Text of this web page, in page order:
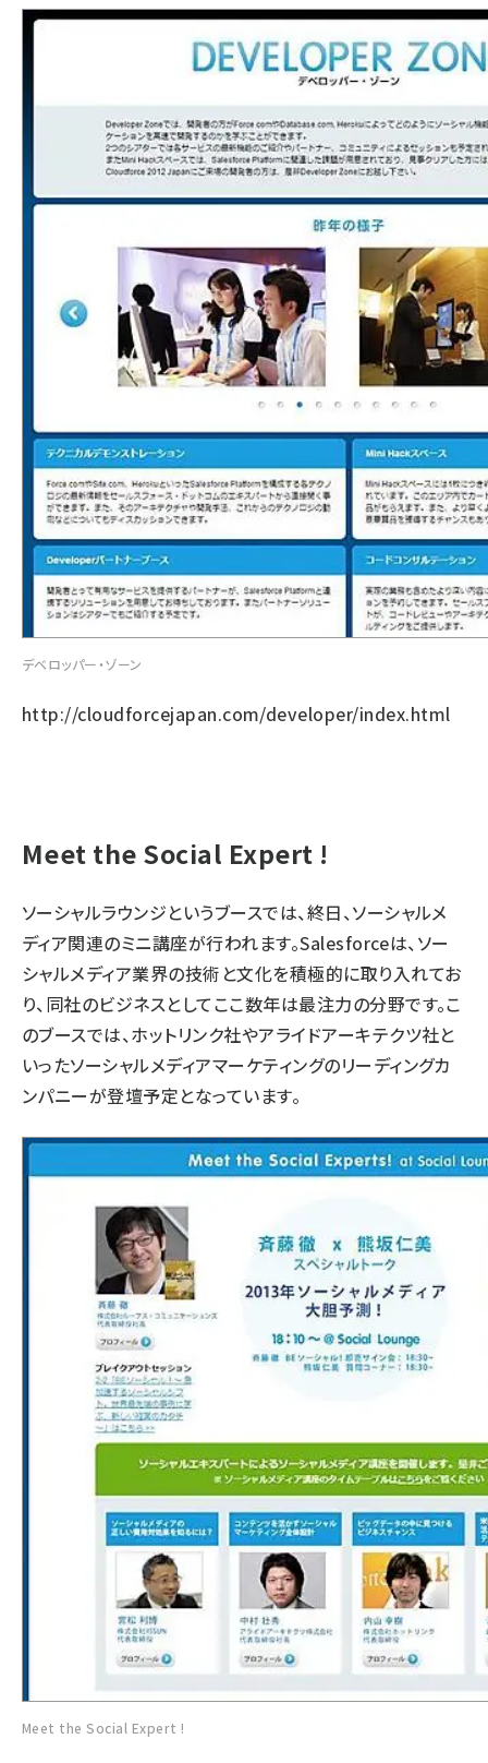
デベロッパー・ゾーン
http://cloudforcejapan.com/developer/index.html
Meet the Social Expert !
ソーシャルラウンジというブースでは、終日、ソーシャルメ
ディア関連のミニ講座が行われます。Salesforceは、ソー
シャルメディア業界の技術と文化を積極的に取り入れてお
り、同社のビジネスとしてここ数年は最注力の分野です。こ
のブースでは、ホットリンク社やアライドアーキテクツ社と
いったソーシャルメディアマーケティングのリーディングカ
ンパニーが登壇予定となっています。
Meet the Social Expert !